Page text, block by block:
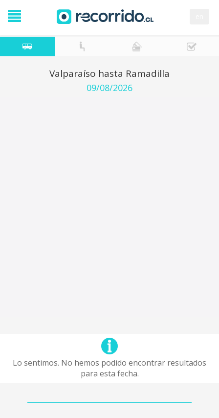
Valparaíso hasta Ramadilla
09/08/2026
Lo sentimos. No hemos podido encontrar resultados
para esta fecha.